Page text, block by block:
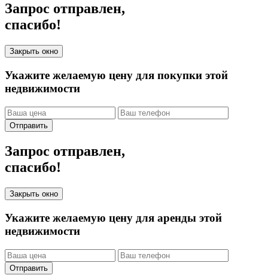
Запрос отправлен,
спасибо!
Закрыть окно
Укажите желаемую цену для покупки этой
недвижимости
Отправить
Запрос отправлен,
спасибо!
Закрыть окно
Укажите желаемую цену для аренды этой
недвижимости
Отправить